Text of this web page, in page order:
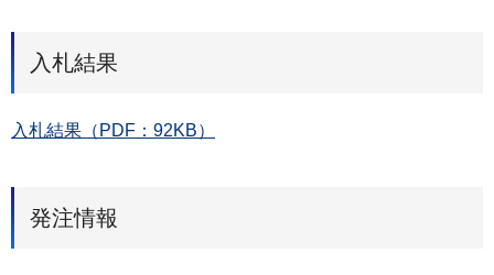
入札結果
入札結果（PDF：92KB）
発注情報